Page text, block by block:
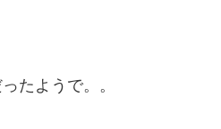
たようで。。